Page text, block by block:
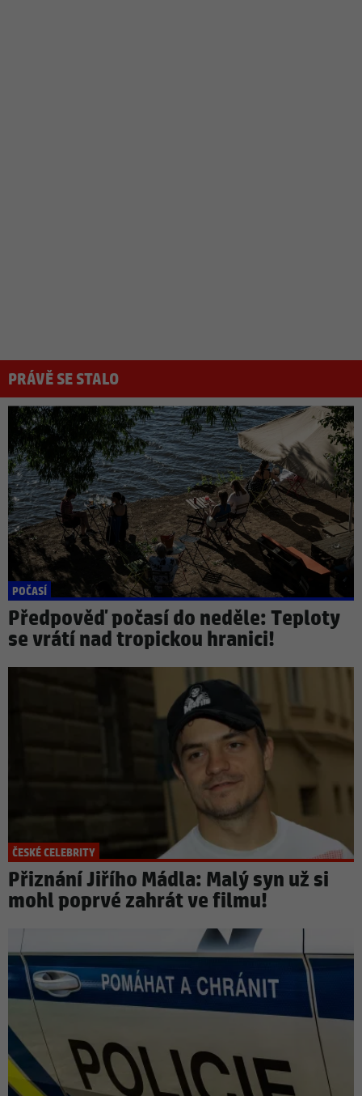
PRÁVĚ SE STALO
POČASÍ
Předpověď počasí do neděle: Teploty
se vrátí nad tropickou hranici!
ČESKÉ CELEBRITY
Přiznání Jiřího Mádla: Malý syn už si
mohl poprvé zahrát ve filmu!